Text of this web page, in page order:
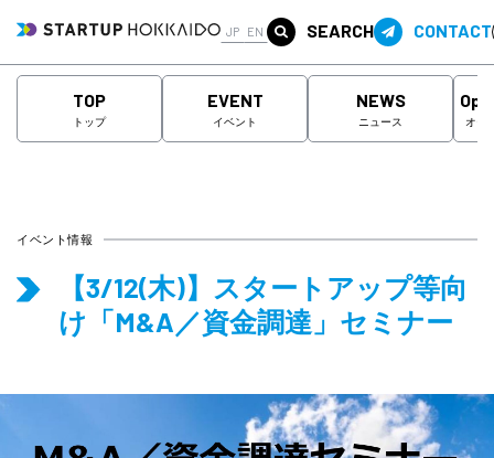
JP EN SEARCH CONTACT
TOP
トップ
EVENT
イベント
NEWS
ニュース オー
イベント情報
【3/12(木)】スタートアップ等向
け「M&A／資金調達」セミナー